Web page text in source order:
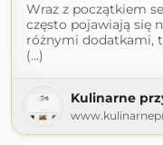
Wraz z początkiem
często pojawiają się
różnymi dodatkami,
(...)
Kulinarne